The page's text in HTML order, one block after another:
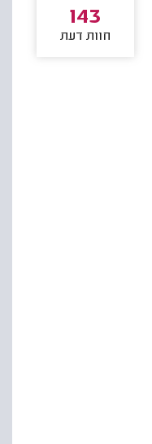
143
חוות דעת